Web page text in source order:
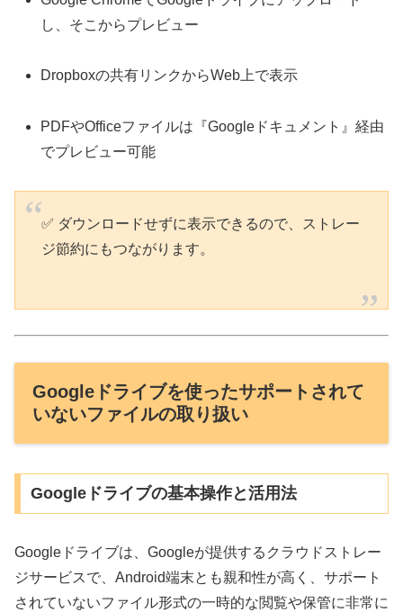
し、そこからプレビュー
Dropboxの共有リンクからWeb上で表示
PDFやOfficeファイルは『Googleドキュメント』経由
でプレビュー可能
✅ ダウンロードせずに表示できるので、ストレー
ジ節約にもつながります。
Googleドライブを使ったサポートされて
いないファイルの取り扱い
Googleドライブの基本操作と活用法
Googleドライブは、Googleが提供するクラウドストレー
ジサービスで、Android端末とも親和性が高く、サポート
されていないファイル形式の一時的な閲覧や保管に非常に